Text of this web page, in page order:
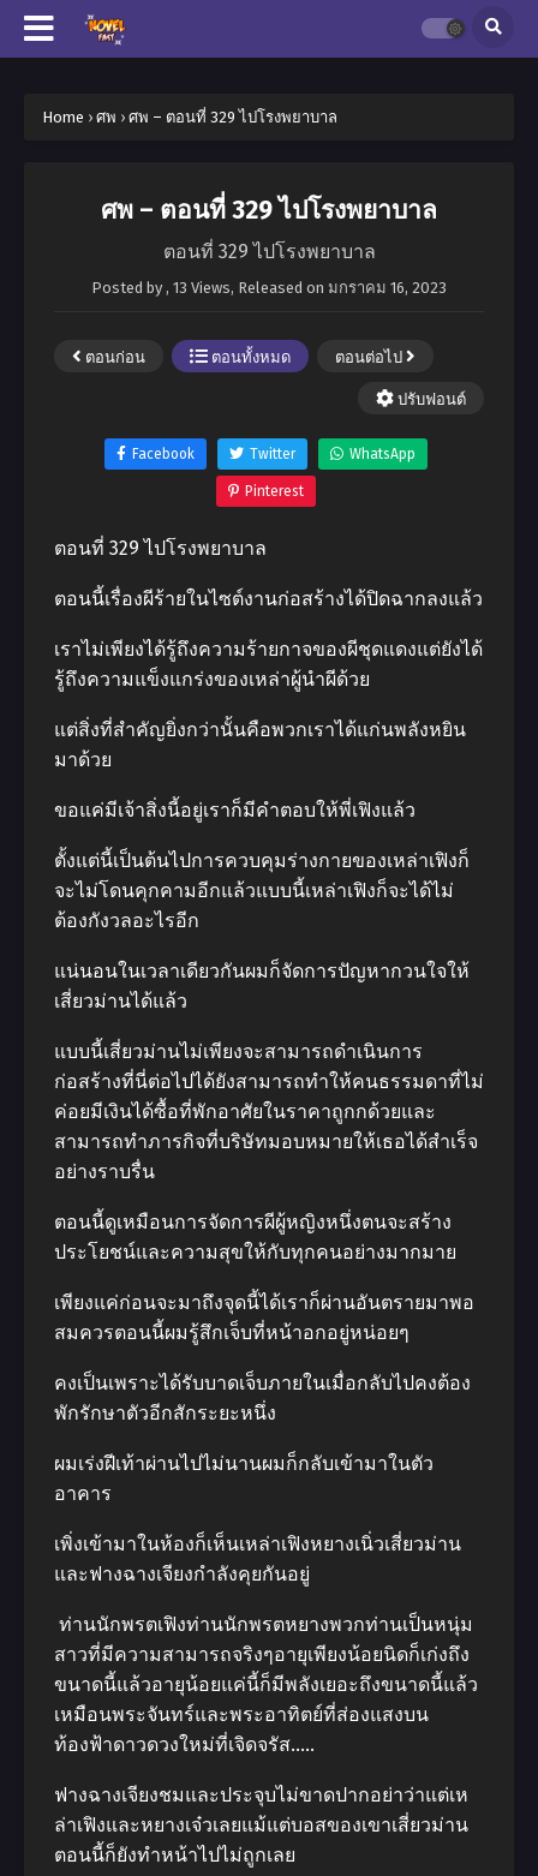
Home › ศพ › ศพ – ตอนที่ 329 ไปโรงพยาบาล
ศพ – ตอนที่ 329 ไปโรงพยาบาล
ตอนที่ 329 ไปโรงพยาบาล
Posted by , 13 Views, Released on มกราคม 16, 2023
ตอนก่อน ตอนทั้งหมด ตอนต่อไป
ปรับฟอนต์
Facebook Twitter WhatsApp
Pinterest
ตอนที่ 329 ไปโรงพยาบาล
ตอนนี้เรื่องผีร้ายในไซต์งานก่อสร้างได้ปิดฉากลงแล้ว
เราไม่เพียงได้รู้ถึงความร้ายกาจของผีชุดแดงแต่ยังได้
รู้ถึงความแข็งแกร่งของเหล่าผู้นำผีด้วย
แต่สิ่งที่สำคัญยิ่งกว่านั้นคือพวกเราได้แก่นพลังหยิน
มาด้วย
ขอแค่มีเจ้าสิ่งนี้อยู่เราก็มีคำตอบให้พี่เฟิงแล้ว
ตั้งแต่นี้เป็นต้นไปการควบคุมร่างกายของเหล่าเฟิงก็
จะไม่โดนคุกคามอีกแล้วแบบนี้เหล่าเฟิงก็จะได้ไม่
ต้องกังวลอะไรอีก
แน่นอนในเวลาเดียวกันผมก็จัดการปัญหากวนใจให้
เสี่ยวม่านได้แล้ว
แบบนี้เสี่ยวม่านไม่เพียงจะสามารถดำเนินการ
ก่อสร้างที่นี่ต่อไปได้ยังสามารถทำให้คนธรรมดาที่ไม่
ค่อยมีเงินได้ซื้อที่พักอาศัยในราคาถูกกด้วยและ
สามารถทำภารกิจที่บริษัทมอบหมายให้เธอได้สำเร็จ
อย่างราบรื่น
ตอนนี้ดูเหมือนการจัดการผีผู้หญิงหนึ่งตนจะสร้าง
ประโยชน์และความสุขให้กับทุกคนอย่างมากมาย
เพียงแค่ก่อนจะมาถึงจุดนี้ได้เราก็ผ่านอันตรายมาพอ
สมควรตอนนี้ผมรู้สึกเจ็บที่หน้าอกอยู่หน่อยๆ
คงเป็นเพราะได้รับบาดเจ็บภายในเมื่อกลับไปคงต้อง
พักรักษาตัวอีกสักระยะหนึ่ง
ผมเร่งฝีเท้าผ่านไปไม่นานผมก็กลับเข้ามาในตัว
อาคาร
เพิ่งเข้ามาในห้องก็เห็นเหล่าเฟิงหยางเนิ่วเสี่ยวม่าน
และฟางฉางเจียงกำลังคุยกันอยู่
ท่านนักพรตเฟิงท่านนักพรตหยางพวกท่านเป็นหนุ่ม
สาวที่มีความสามารถจริงๆอายุเพียงน้อยนิดก็เก่งถึง
ขนาดนี้แล้วอายุน้อยแค่นี้ก็มีพลังเยอะถึงขนาดนี้แล้ว
เหมือนพระจันทร์และพระอาทิตย์ที่ส่องแสงบน
ท้องฟ้าดาวดวงใหม่ที่เจิดจรัส…..
ฟางฉางเจียงชมและประจุบไม่ขาดปากอย่าว่าแต่เห
ล่าเฟิงและหยางเจ๋วเลยแม้แต่บอสของเขาเสี่ยวม่าน
ตอนนี้ก็ยังทำหน้าไปไม่ถูกเลย